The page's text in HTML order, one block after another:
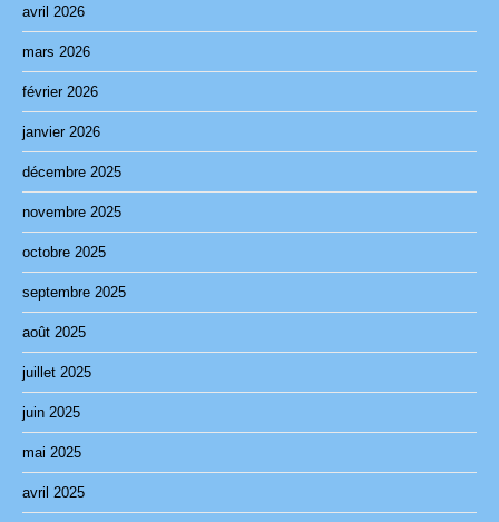
avril 2026
mars 2026
février 2026
janvier 2026
décembre 2025
novembre 2025
octobre 2025
septembre 2025
août 2025
juillet 2025
juin 2025
mai 2025
avril 2025